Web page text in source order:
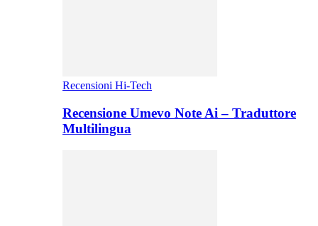
Recensioni Hi-Tech
Recensione Umevo Note Ai – Traduttore
Multilingua